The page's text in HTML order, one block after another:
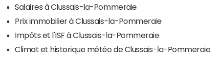
Salaires à Clussais-la-Pommeraie
Prix immobilier à Clussais-la-Pommeraie
Impôts et l'ISF à Clussais-la-Pommeraie
Climat et historique météo de Clussais-la-Pommeraie